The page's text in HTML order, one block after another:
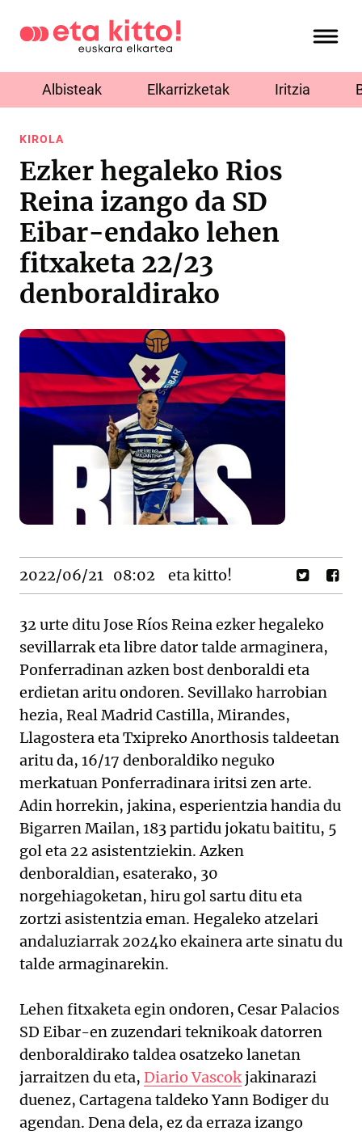
Albisteak Elkarrizketak Iritzia
KIROLA
Ezker hegaleko Rios
Reina izango da SD
Eibar-endako lehen
fitxaketa 22/23
denboraldirako
2022/06/21 08:02 eta kitto!
32 urte ditu Jose Ríos Reina ezker hegaleko
sevillarrak eta libre dator talde armaginera,
Ponferradinan azken bost denboraldi eta
erdietan aritu ondoren. Sevillako harrobian
hezia, Real Madrid Castilla, Mirandes,
Llagostera eta Txipreko Anorthosis taldeetan
aritu da, 16/17 denboraldiko neguko
merkatuan Ponferradinara iritsi zen arte.
Adin horrekin, jakina, esperientzia handia du
Bigarren Mailan, 183 partidu jokatu baititu, 5
gol eta 22 asistentziekin. Azken
denboraldian, esaterako, 30
norgehiagoketan, hiru gol sartu ditu eta
zortzi asistentzia eman. Hegaleko atzelari
andaluziarrak 2024ko ekainera arte sinatu du
talde armaginarekin.
Lehen fitxaketa egin ondoren, Cesar Palacios
SD Eibar-en zuzendari teknikoak datorren
denboraldirako taldea osatzeko lanetan
jarraitzen du eta, Diario Vascokjakinarazi
duenez, Cartagena taldeko Yann Bodiger du
agendan. Dena dela, ez da erraza izango